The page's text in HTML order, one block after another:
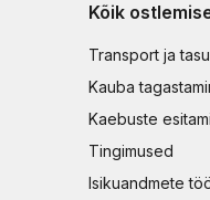
Kõik
Transport ja
Kauba
Kaebuste
Tingimused
Isikuandmete